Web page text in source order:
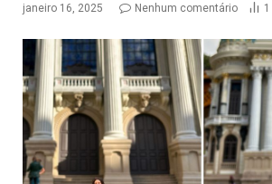
janeiro 16, 2025 Nenhum comentário 1